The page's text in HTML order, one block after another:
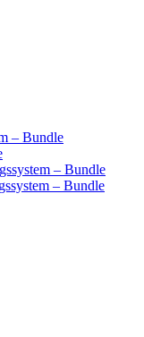
– Bundle
– Bundle
– Bundle